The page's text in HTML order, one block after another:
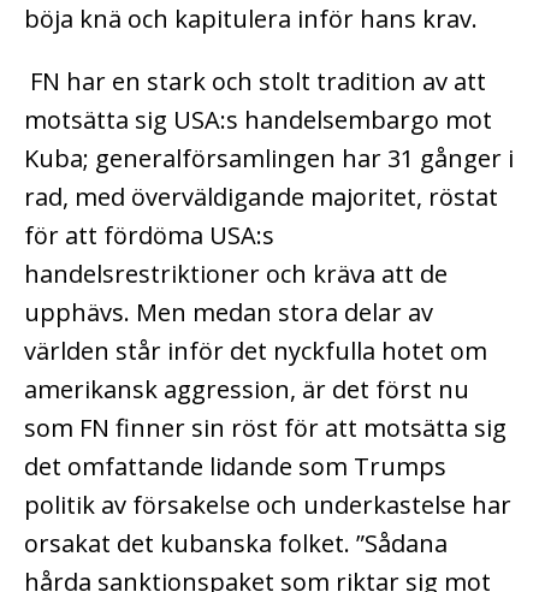
böja knä och kapitulera inför hans krav.
FN har en stark och stolt tradition av att
motsätta sig USA:s handelsembargo mot
Kuba; generalförsamlingen har 31 gånger i
rad, med överväldigande majoritet, röstat
för att fördöma USA:s
handelsrestriktioner och kräva att de
upphävs. Men medan stora delar av
världen står inför det nyckfulla hotet om
amerikansk aggression, är det först nu
som FN finner sin röst för att motsätta sig
det omfattande lidande som Trumps
politik av försakelse och underkastelse har
orsakat det kubanska folket. ”Sådana
hårda sanktionspaket som riktar sig mot